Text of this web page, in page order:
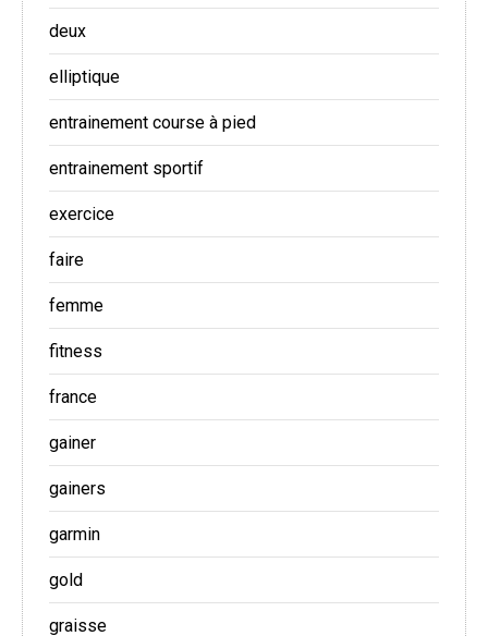
deux
elliptique
entrainement course à pied
entrainement sportif
exercice
faire
femme
fitness
france
gainer
gainers
garmin
gold
graisse